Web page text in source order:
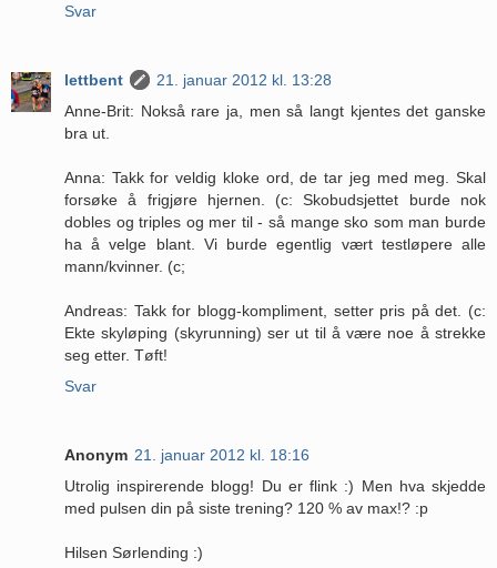
Svar
lettbent
21. januar 2012 kl. 13:28
Anne-Brit: Nokså rare ja, men så langt kjentes det ganske
bra ut.
Anna: Takk for veldig kloke ord, de tar jeg med meg. Skal
forsøke å frigjøre hjernen. (c: Skobudsjettet burde nok
dobles og triples og mer til - så mange sko som man burde
ha å velge blant. Vi burde egentlig vært testløpere alle
mann/kvinner. (c;
Andreas: Takk for blogg-kompliment, setter pris på det. (c:
Ekte skyløping (skyrunning) ser ut til å være noe å strekke
seg etter. Tøft!
Svar
Anonym 21. januar 2012 kl. 18:16
Utrolig inspirerende blogg! Du er flink :) Men hva skjedde
med pulsen din på siste trening? 120 % av max!? :p
Hilsen Sørlending :)